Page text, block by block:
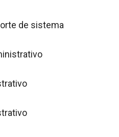
de sistema